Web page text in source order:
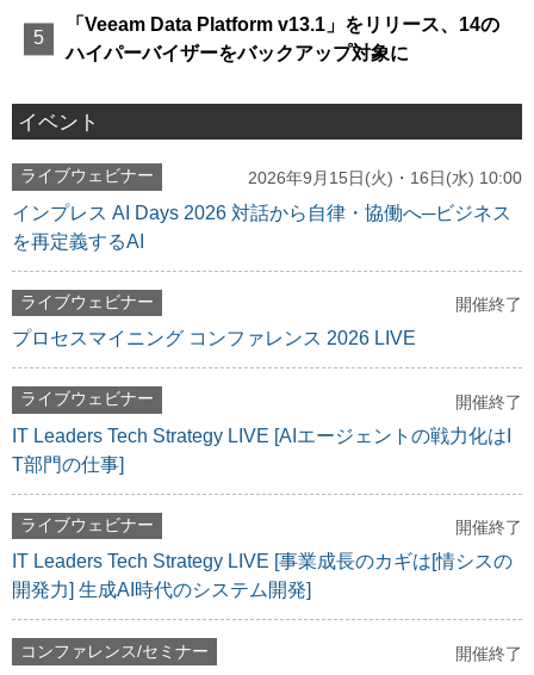
「Veeam Data Platform v13.1」をリリース、14の
ハイパーバイザーをバックアップ対象に
イベント
ライブウェビナー 2026年9月15日(火)・16日(水) 10:00
インプレス AI Days 2026 対話から自律・協働へ─ビジネス
を再定義するAI
ライブウェビナー 開催終了
プロセスマイニング コンファレンス 2026 LIVE
ライブウェビナー 開催終了
IT Leaders Tech Strategy LIVE [AIエージェントの戦力化はI
T部門の仕事]
ライブウェビナー 開催終了
IT Leaders Tech Strategy LIVE [事業成長のカギは[情シスの
開発力] 生成AI時代のシステム開発]
コンファレンス/セミナー 開催終了